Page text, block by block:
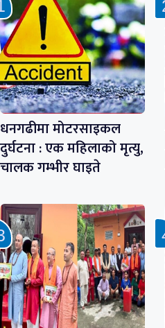
धनगढीमा मोटरसाइकल
दुर्घटना : एक महिलाको मृत्यु,
चालक गम्भीर घाइते